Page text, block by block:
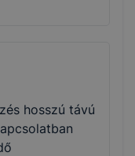
hosszú távú